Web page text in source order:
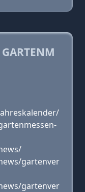
gartenver
gartenver